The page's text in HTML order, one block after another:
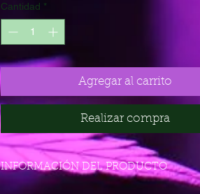
Cantidad *
Agregar al carrito
Realizar compra
INFORMACIÓN DEL PRODUCTO